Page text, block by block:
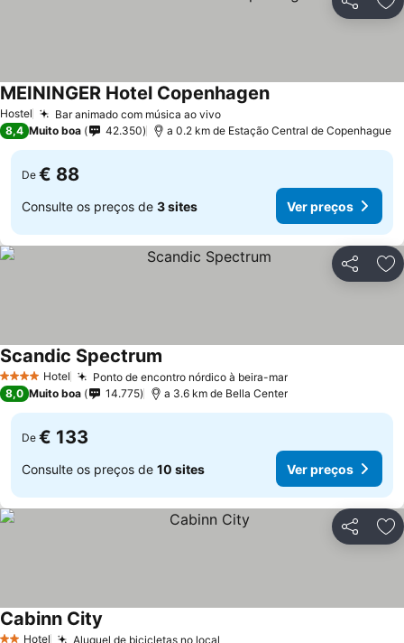
Partilhar
Hostel Bar animado com música ao vivo
MEININGER Hotel Copenhagen
8,4 Muito boa 42.350 a 0.2 km de Estação Central de Copenhague
De € 88
Consulte os preços de 3 sites Ver preços
Partilhar
4 EstrelasHotel Ponto de encontro nórdico à beira-mar
Scandic Spectrum
8,0 Muito boa 14.775 a 3.6 km de Bella Center
De € 133
Consulte os preços de 10 sites Ver preços
Partilhar
Hotel Aluguel de bicicletas no local
Cabinn City